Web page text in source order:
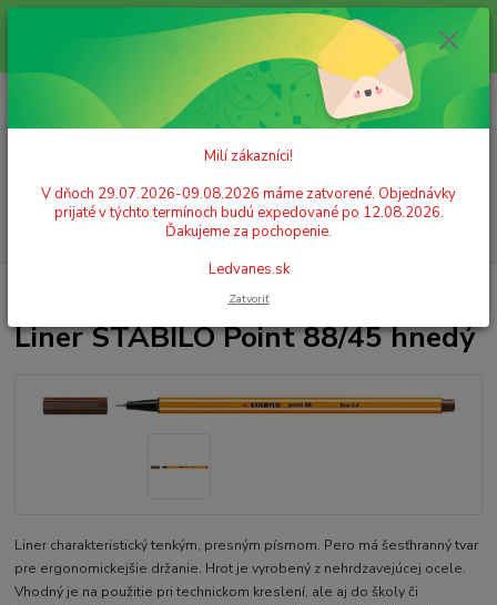
Milí zákazníci! V dňoch 29.07.2026-09.08.2026 máme zatvorené.
Objednávky prijaté v týchto termínoch budú expedované po 12.08.2026.
Ďakujeme za pochopenie. Ledvanes.sk
+421 908 755 958
Po. - Pia. od 9:00 hod. - 16:00 hod.
za0,00 EUR
Liner STABILO Point 88/45 hnedý
Liner charakteristický tenkým, presným písmom. Pero má šesťhranný tvar
pre ergonomickejšie držanie. Hrot je vyrobený z nehrdzavejúcej ocele.
Vhodný je na použitie pri technickom kreslení, ale aj do školy či
Milí zákazníci!
V dňoch 29.07.2026-09.08.2026 máme zatvorené. Objednávky
prijaté v týchto termínoch budú expedované po 12.08.2026.
Ďakujeme za pochopenie.
Ledvanes.sk
Zatvoriť